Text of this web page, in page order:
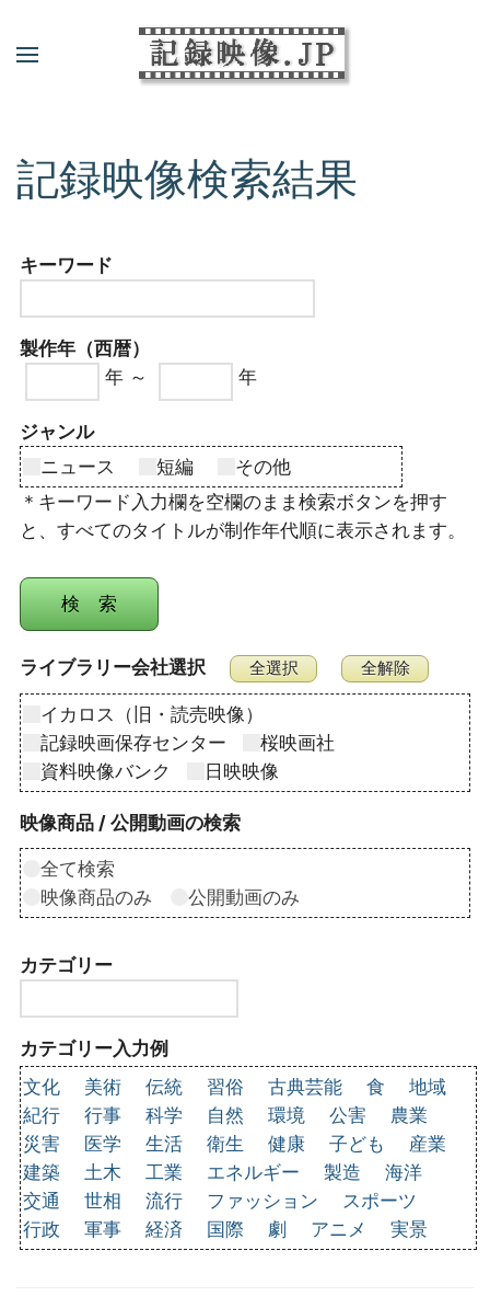
記録映像検索結果
キーワード
製作年（西暦）
年 ～
年
ジャンル
ニュース
短編
その他
＊キーワード入力欄を空欄のまま検索ボタンを押す
と、すべてのタイトルが制作年代順に表示されます。
ライブラリー会社選択
イカロス（旧・読売映像）
記録映画保存センター
桜映画社
資料映像バンク
日映映像
映像商品 / 公開動画の検索
全て検索
映像商品のみ
公開動画のみ
カテゴリー
カテゴリー入力例
文化
美術 伝統 習俗 古典芸能 食
地域
紀行
行事 科学 自然 環境 公害
農業
災害
医学 生活 衛生 健康 子ども
産業
建築
土木 工業 エネルギー 製造
海洋
交通
世相 流行 ファッション
スポーツ
行政
軍事 経済 国際 劇 アニメ 実景